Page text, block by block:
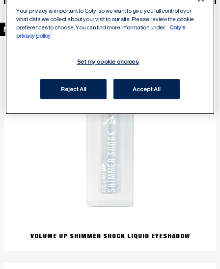
VOLUME UP SHIMMER SHOCK LIQUID EYESHADOW
NEU
Your privacy is important to Coty, so we want to give you full control over
what data we collect about your visit to our site. Please review the cookie
preferences to choose. You can find more information under:
Coty's
privacy policy
Set my cookie choices
Reject All Accept All